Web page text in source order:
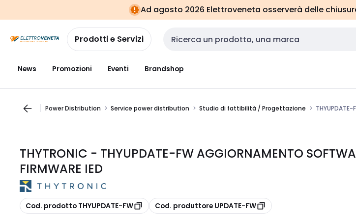
navigazionealla
pagina
Ad agosto 2026 Elettroveneta osserverà delle
Prodotti e Servizi Cerca input
News Promozioni Eventi Brandshop
Power Distribution Service power distribution Studio di fattibilità / Progettazione THYUPDATE-
THYTRONIC - THYUPDATE-FW AGGIORNAMENTO
FIRMWARE IED
copia
Cod. prodotto THYUPDATE-FW copia
Cod. produttore UPDATE-FW